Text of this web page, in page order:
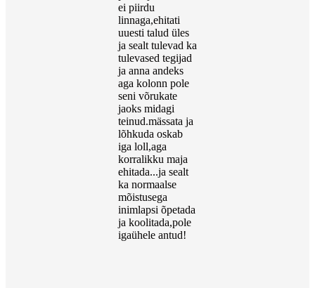
ei piirdu
linnaga,ehitati
uuesti talud üles
ja sealt tulevad ka
tulevased tegijad
ja anna andeks
aga kolonn pole
seni võrukate
jaoks midagi
teinud.mässata ja
lõhkuda oskab
iga loll,aga
korralikku maja
ehitada...ja sealt
ka normaalse
mõistusega
inimlapsi õpetada
ja koolitada,pole
igaühele antud!